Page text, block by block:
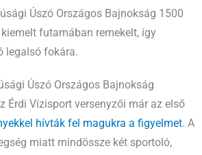
Úszó Országos Bajnokság 1500
futamában remekelt, így
legalsó fokára.
Úszó Országos Bajnokság
Érdi Vízisport versenyzői már az első
hívták fel magukra a figyelmet. A
miatt mindössze két sportoló,